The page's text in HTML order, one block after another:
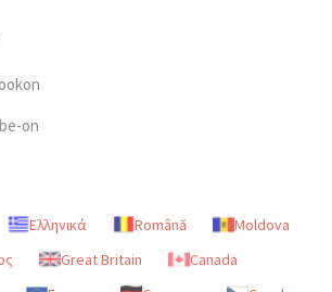
on
Ελληνικά Română
Moldova
Great Britain
Canada